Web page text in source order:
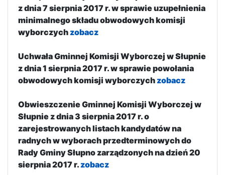
z dnia 7 sierpnia 2017 r. w sprawie uzupełnienia
minimalnego składu obwodowych komisji
wyborczychzobacz
Uchwała Gminnej Komisji Wyborczej w Słupnie
z dnia 1 sierpnia 2017 r. w sprawie powołania
obwodowych komisji wyborczychzobacz
Obwieszczenie Gminnej Komisji Wyborczej w
Słupnie z dnia 3 sierpnia 2017 r. o
zarejestrowanych listach kandydatów na
radnych w wyborach przedterminowych do
Rady Gminy Słupno zarządzonych na dzień 20
sierpnia 2017 r.zobacz